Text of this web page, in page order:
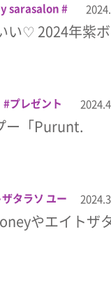
sarasalon
ト
プリュ
い♡ 2024年紫
プレゼント
ント
ー「Purunt.
タラソ ユー
プー やエイトザ